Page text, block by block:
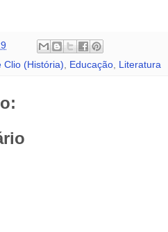
Clio (História), Educação, Literatura